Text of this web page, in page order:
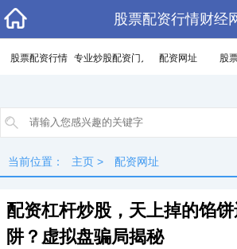
股票配资行情财经
股票配资行情 专业炒股配资门户 配资网址 股
当前位置： 主页 > 配资网址
配资杠杆炒股，天上掉的馅
阱？虚拟盘骗局揭秘